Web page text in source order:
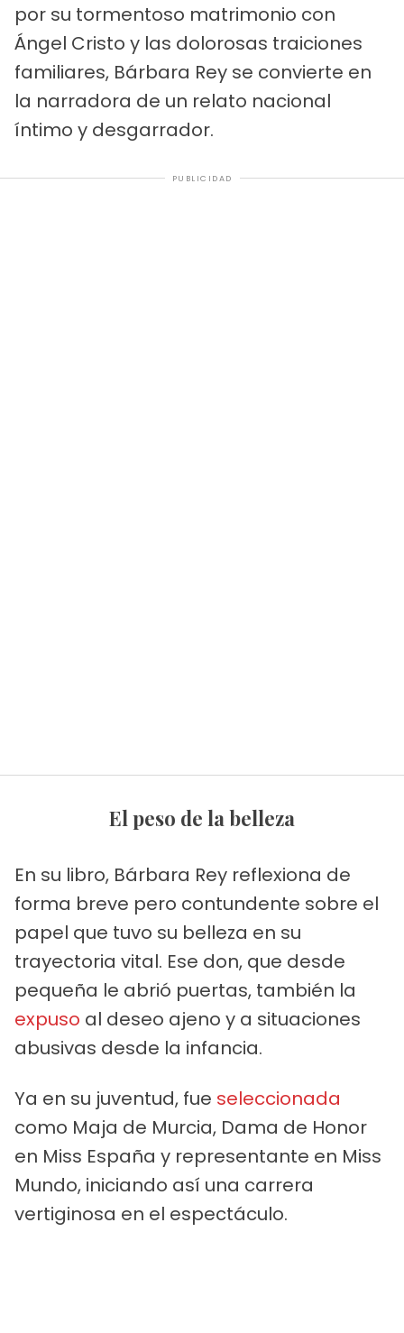
por su tormentoso matrimonio con
Ángel Cristo y las dolorosas traiciones
familiares, Bárbara Rey se convierte en
la narradora de un relato nacional
íntimo y desgarrador.
PUBLICIDAD
El peso de la belleza
En su libro, Bárbara Rey reflexiona de
forma breve pero contundente sobre el
papel que tuvo su belleza en su
trayectoria vital. Ese don, que desde
pequeña le abrió puertas, también la
expuso al deseo ajeno y a situaciones
abusivas desde la infancia.
Ya en su juventud, fue seleccionada
como Maja de Murcia, Dama de Honor
en Miss España y representante en Miss
Mundo, iniciando así una carrera
vertiginosa en el espectáculo.